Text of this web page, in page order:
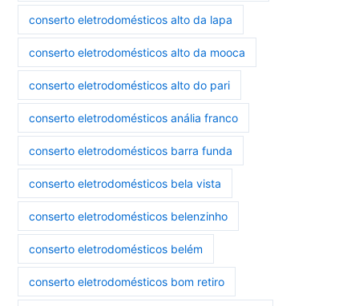
conserto eletrodomésticos alto da lapa
conserto eletrodomésticos alto da mooca
conserto eletrodomésticos alto do pari
conserto eletrodomésticos anália franco
conserto eletrodomésticos barra funda
conserto eletrodomésticos bela vista
conserto eletrodomésticos belenzinho
conserto eletrodomésticos belém
conserto eletrodomésticos bom retiro